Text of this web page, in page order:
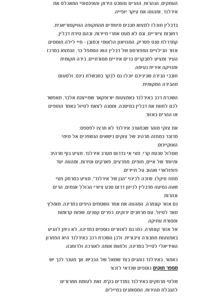
העמקים, הנהרות, ההרים והטבע הירוק והאינסופי המאכלס את
אירלנד, ומהווה את עיקר יופייה.
בדבלין תוכלו למצוא מבנים מיוחדים מהתקופה הוויקטוריאנית,
רחובות ציוריים, וגם לא מעט אתרי תיירות, ובהם טירת דבלין,
קתדרלת סנט פטריק, המוזיאון הלאומי וכמובן - חיי לילה תוססים.
אזור הבילויים המפורסם של דבלין הוא הטמפל בר, הנמצא במרכז
העיר ומציע למבקרים ברים איריים מסורתיים, בירה מקומית
ומוזיקה אירית נעימה.
חובבי הבירה שביניכם יוכלו גם לבקר במבשלת גינס, ולטעום
מהבירה המקומית.
השכרת רכב באירלנד באמצעות יורופקאר שמייצגת אלבר, תאפשר
לכם לחוות את דבלין במיטבה, וממנה לצאת לטיול באחד החופים
או ההרים באזור.
את צוקי מוהר שבמערב אירלנד לא תרצו לפספס:
מדובר במחזה מרהיב של צוקים נישאים הנשפכים אל מימי
האוקיינוס.
מסלול טבעת קרי, חצי אי בדרום מערב אירלנד, מציע נוף מרהיב
ומיוחד של איים, חופים, מפרצים, פארקים וטירות, ומהווה יעד
פופולארי ואהוב על תיירים.
מחוז וויקלו, שזכה לכינוי "הגן של אירלנד", מציע במרחק חצי
שעה נסיעה מדבלין לכיוון דרום טבע ציורי הכולל אגמים, הרים
ונהרות.
גם אזור קונמרה, המהווה את אחד השטחים היפים במדינה, מומלץ
מאד לטיול, עם מרחבים ירוקים, כפרים קטנים, שפות קדומות
ומסורת עתיקה.
אל אזור קונמרה, כמו גם לאזורים נוספים במדינה, לא ניתן להגיע
באמצעות תחבורה ציבורית, ולכן השכרת רכב באירלנד היא הפתרון
האידיאלי לטייל במדינה, ולחוות אותה לאורכה ולרוחבה.
כאמור, באירלנד נוהגים בצד שמאל של הכביש, אך מעבר לכך יש
מספר חוקיםנוספים שכדאי לזכור
שלטי מרחקים באירלנד נמדדים בק"מ. זאת לעומת תמרורים
להגבלת מהירות, המסומנים במיילים.